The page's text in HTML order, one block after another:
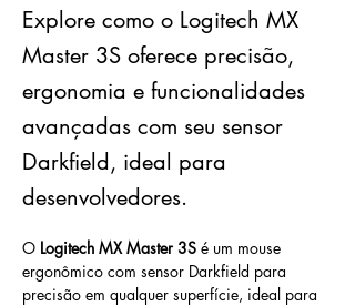
Explore como o Logitech MX
Master 3S oferece precisão,
ergonomia e funcionalidades
avançadas com seu sensor
Darkfield, ideal para
desenvolvedores.
O Logitech MX Master 3S é um mouse
ergonômico com sensor Darkfield para
precisão em qualquer superfície, ideal para